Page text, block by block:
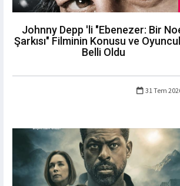
Johnny Depp 'li "Ebenezer: Bir
Şarkısı" Filminin Konusu ve
Belli Oldu
31 Tem